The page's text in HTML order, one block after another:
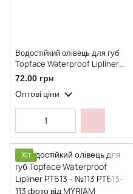
Водостійкий олівець для губ
Topface Waterproof Lipliner
PT613 - №115
72.00 грн
Оптові ціни
Хіт